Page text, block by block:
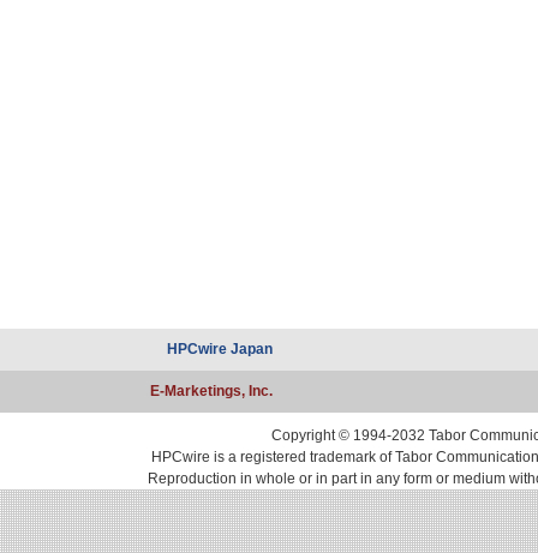
HPCwire Japan
E-Marketings, Inc.
Copyright © 1994-2032 Tabor
HPCwire is a registered trademark of Tabor
Reproduction in whole or in part in any form or medium